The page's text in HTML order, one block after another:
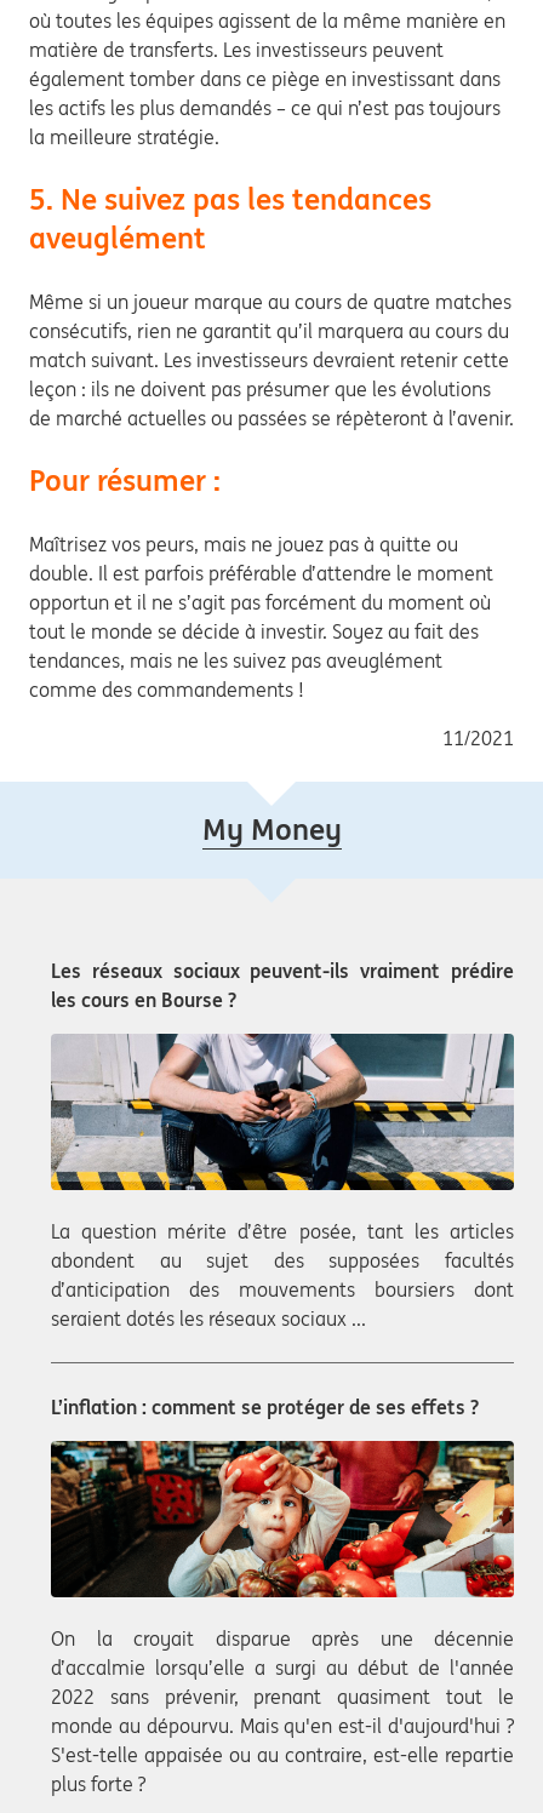
où toutes les équipes agissent de la même manière en
matière de transferts. Les investisseurs peuvent
également tomber dans ce piège en investissant dans
les actifs les plus demandés – ce qui n’est pas toujours
la meilleure stratégie.
5. Ne suivez pas les tendances
aveuglément
Même si un joueur marque au cours de quatre matches
consécutifs, rien ne garantit qu’il marquera au cours du
match suivant. Les investisseurs devraient retenir cette
leçon : ils ne doivent pas présumer que les évolutions
de marché actuelles ou passées se répèteront à l’avenir.
Pour résumer :
Maîtrisez vos peurs, mais ne jouez pas à quitte ou
double. Il est parfois préférable d’attendre le moment
opportun et il ne s’agit pas forcément du moment où
tout le monde se décide à investir. Soyez au fait des
tendances, mais ne les suivez pas aveuglément
comme des commandements !
11/2021
My Money
Les réseaux sociaux peuvent-ils vraiment prédire
les cours en Bourse ?
La question mérite d’être posée, tant les articles
abondent au sujet des supposées facultés
d’anticipation des mouvements boursiers dont
seraient dotés les réseaux sociaux ...
L’inflation : comment se protéger de ses effets ?
On la croyait disparue après une décennie
d’accalmie lorsqu’elle a surgi au début de l'année
2022 sans prévenir, prenant quasiment tout le
monde au dépourvu. Mais qu'en est-il d'aujourd'hui ?
S'est-telle appaisée ou au contraire, est-elle repartie
plus forte ?